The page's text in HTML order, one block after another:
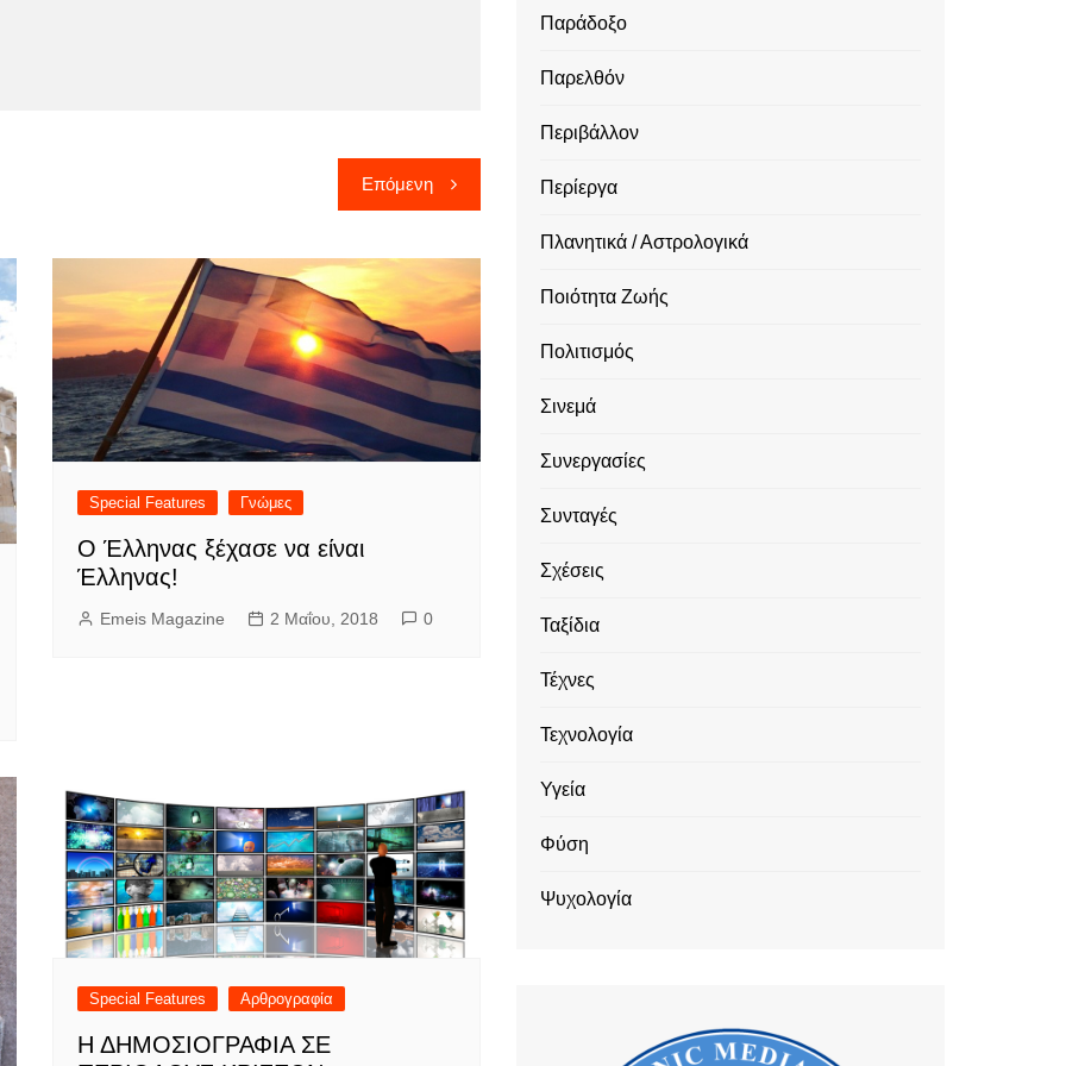
Επόμενη
Special Features Γνώμες
Ο Έλληνας ξέχασε να είναι
Έλληνας!
Emeis Magazine 2 Μαΐου, 2018 0
Special Features Αρθρογραφία
Η ΔΗΜΟΣΙΟΓΡΑΦΙΑ ΣΕ
Παράδοξο
Παρελθόν
Περιβάλλον
Περίεργα
Πλανητικά / Αστρολογικά
Ποιότητα Ζωής
Πολιτισμός
Σινεμά
Συνεργασίες
Συνταγές
Σχέσεις
Ταξίδια
Τέχνες
Τεχνολογία
Υγεία
Φύση
Ψυχολογία